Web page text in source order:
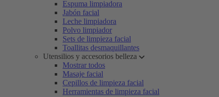
Espuma limpiadora
Jabón facial
Leche limpiadora
Polvo limpiador
Sets de limpieza facial
Toallitas desmaquillantes
Utensilios y accesorios belleza
Mostrar todos
Masaje facial
Cepillos de limpieza facial
Herramientas de limpieza facial